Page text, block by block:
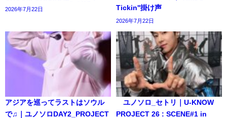
2026年7月22日
Tickin''掛け声
2026年7月22日
アジアを巡ってラストはソウル
で♫｜ユノソロDAY2_PROJECT
ユノソロ_セトリ｜U-KNOW
PROJECT 26 : SCENE#1 in